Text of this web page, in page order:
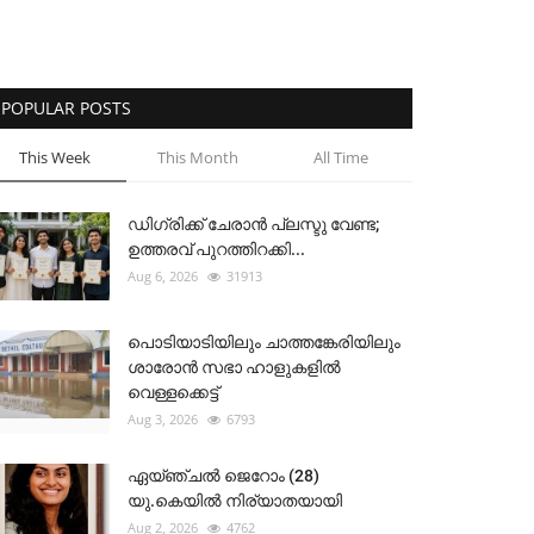
POPULAR POSTS
This Week This Month All Time
ഡിഗ്രിക്ക് ചേരാന്‍ പ്ലസ്ടു വേണ്ട;
ഉത്തരവ് പുറത്തിറക്കി...
Aug 6, 2026 31913
പൊടിയാടിയിലും ചാത്തങ്കേരിയിലും
ശാരോൻ സഭാ ഹാളുകളിൽ
വെള്ളക്കെട്ട്
Aug 3, 2026 6793
ഏയ്ഞ്ചൽ ജെറോം (28)
യു.കെയിൽ നിര്യാതയായി
Aug 2, 2026 4762